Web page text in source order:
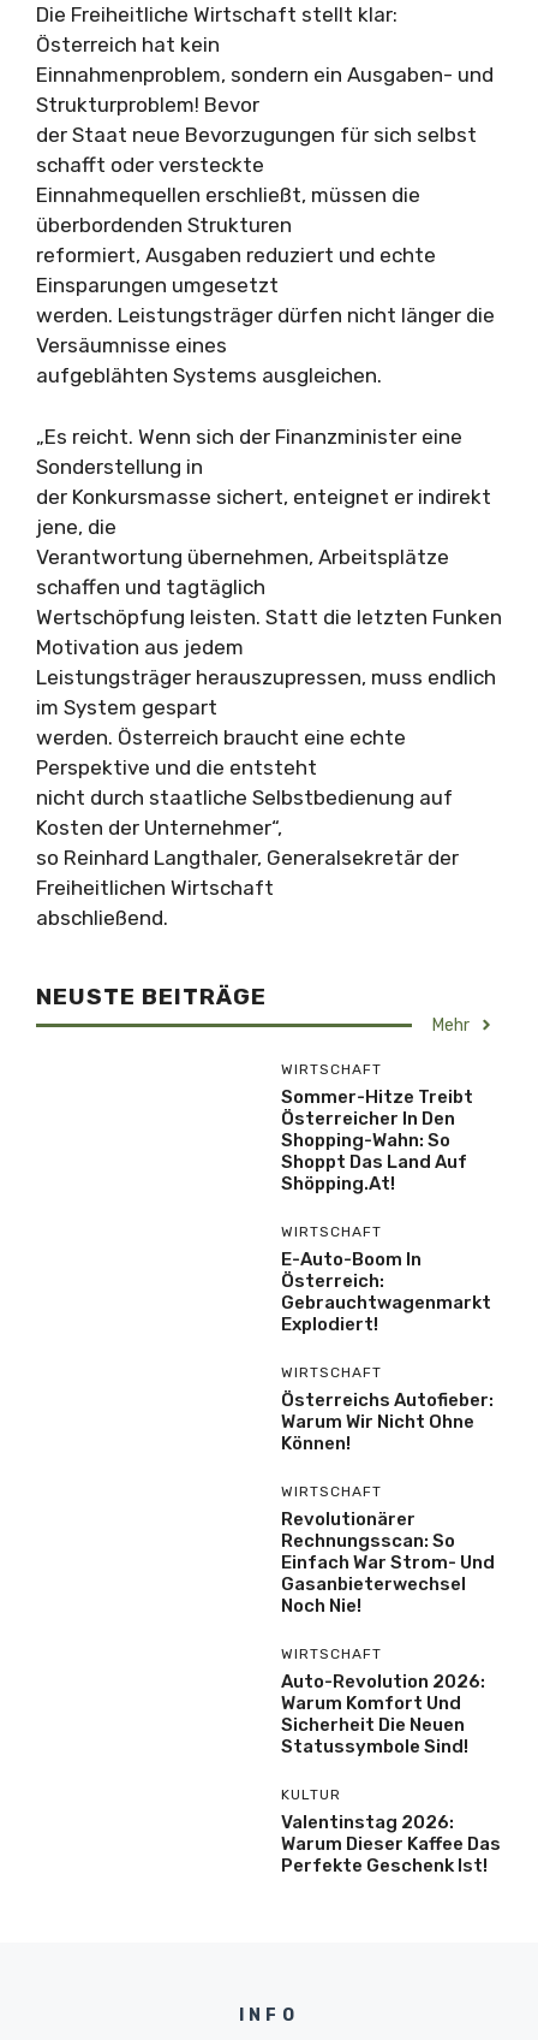
Die Freiheitliche Wirtschaft stellt klar:
Österreich hat kein
Einnahmenproblem, sondern ein Ausgaben- und
Strukturproblem! Bevor
der Staat neue Bevorzugungen für sich selbst
schafft oder versteckte
Einnahmequellen erschließt, müssen die
überbordenden Strukturen
reformiert, Ausgaben reduziert und echte
Einsparungen umgesetzt
werden. Leistungsträger dürfen nicht länger die
Versäumnisse eines
aufgeblähten Systems ausgleichen.
„Es reicht. Wenn sich der Finanzminister eine
Sonderstellung in
der Konkursmasse sichert, enteignet er indirekt
jene, die
Verantwortung übernehmen, Arbeitsplätze
schaffen und tagtäglich
Wertschöpfung leisten. Statt die letzten Funken
Motivation aus jedem
Leistungsträger herauszupressen, muss endlich
im System gespart
werden. Österreich braucht eine echte
Perspektive und die entsteht
nicht durch staatliche Selbstbedienung auf
Kosten der Unternehmer“,
so Reinhard Langthaler, Generalsekretär der
Freiheitlichen Wirtschaft
abschließend.
NEUSTE BEITRÄGE
Mehr
WIRTSCHAFT
Sommer-Hitze Treibt
Österreicher In Den
Shopping-Wahn: So
Shoppt Das Land Auf
Shöpping.at!
WIRTSCHAFT
E-Auto-Boom In
Österreich:
Gebrauchtwagenmarkt
Explodiert!
WIRTSCHAFT
Österreichs Autofieber:
Warum Wir Nicht Ohne
Können!
WIRTSCHAFT
Revolutionärer
Rechnungsscan: So
Einfach War Strom- Und
Gasanbieterwechsel
Noch Nie!
WIRTSCHAFT
Auto-Revolution 2026:
Warum Komfort Und
Sicherheit Die Neuen
Statussymbole Sind!
KULTUR
Valentinstag 2026:
Warum Dieser Kaffee Das
Perfekte Geschenk Ist!
INFO